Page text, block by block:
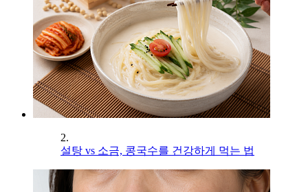
2.
설탕 vs 소금, 콩국수를 건강하게 먹는 법